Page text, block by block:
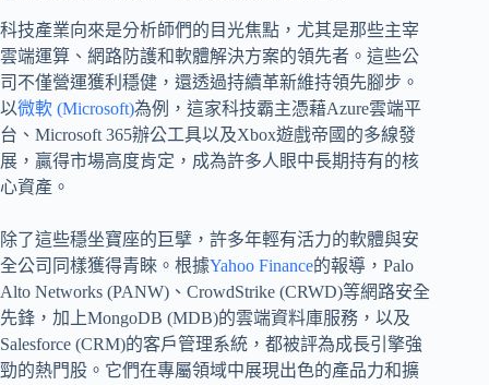
科技產業向來是分析師們的目光焦點，尤其是那些主宰
雲端運算、網路防護和軟體解決方案的領先者。這些公
司不僅營運獲利穩健，還透過持續革新維持領先腳步。
以微軟 (Microsoft)為例，這家科技霸主憑藉Azure雲端平
台、Microsoft 365辦公工具以及Xbox遊戲帝國的多線發
展，贏得市場高度肯定，成為許多人眼中長期持有的核
心資產。
除了這些穩坐寶座的巨擘，許多年輕有活力的軟體與安
全公司同樣獲得青睞。根據Yahoo Finance的報導，Palo
Alto Networks (PANW)、CrowdStrike (CRWD)等網路安全
先鋒，加上MongoDB (MDB)的雲端資料庫服務，以及
Salesforce (CRM)的客戶管理系統，都被評為成長引擎強
勁的熱門股。它們在專屬領域中展現出色的產品力和擴